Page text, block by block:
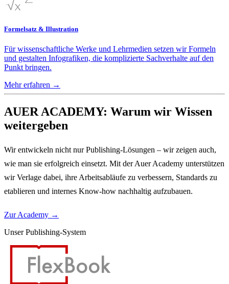
Formelsatz & Illustration
Für wissenschaftliche Werke und Lehrmedien setzen wir Formeln
und gestalten Infografiken, die komplizierte Sachverhalte auf den
Punkt bringen.
Mehr erfahren →
AUER ACADEMY: Warum wir Wissen
weitergeben
Wir entwickeln nicht nur Publishing-Lösungen – wir zeigen auch,
wie man sie erfolgreich einsetzt. Mit der Auer Academy unterstützen
wir Verlage dabei, ihre Arbeitsabläufe zu verbessern, Standards zu
etablieren und internes Know-how nachhaltig aufzubauen.
Zur Academy →
Unser Publishing-System